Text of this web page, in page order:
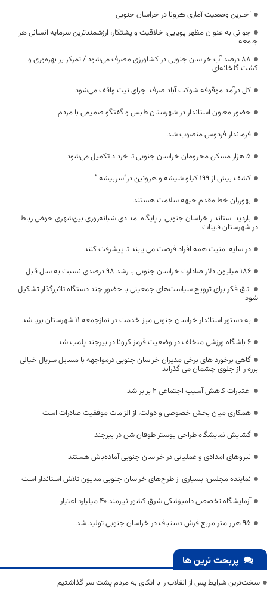
آخـرین وضعیت آماری ڪرونا در خراسان جنوبی
جوانی به عنوان مظهر پویایی، خلاقیت و پشتکار، ارزشمندترین سرمایه انسانی هر
جامعه
۸۸ درصد آب خراسان جنوبی در کشاورزی مصرف می‌شود / تمرکز بر بهره‌وری و
کشت گلخانه‌ای
کل درآمد موقوفه شوکت آباد صرف اجرای نیت واقف می‌شود
حضور معاون استاندار در شهرستان طبس و گفتگو صمیمی با مردم
فرماندار فردوس منصوب شد
۵ هزار مسکن محرومان خراسان جنوبی تا خرداد تکمیل می‌شود
کشف بیش از 199 کيلو شیشه و هروئین در”سربیشه “
بهورزان خط مقدم جبهه سلامت هستند
بازدید استاندار خراسان جنوبی از پایگاه امدادی شبانه‌روزی بین‌شهری حوض رباط
در شهرستان قاینات
در سایه امنیت همه افراد فرصت می یابند تا پیشرفت کنند
۱۸۶ میلیون دلار صادارت خراسان جنوبی با رشد 98 درصدی نسبت به سال قبل
اتاق فکر برای ترویج سیاست‌های جمعیتی با حضور چند دستگاه تاثیرگذار تشکیل
شود
به دستور استاندار خراسان جنوبی میز خدمت در نمازجمعه ۱۱ شهرستان برپا شد
6 باشگاه ورزشی متخلف در وضعیت قرمز کرونا در بیرجند پلمب شد
گاهی برخورد های برخی مدیران خراسان جنوبی درمواجهه با مسایل سریال خیالی
برره را از جلوی چشمان می گذراند
اعتبارات کاهش آسیب اجتماعی 2 برابر شد
همکاری میان بخش خصوصی و دولت، از الزامات موفقیت صادرات است
گشایش نمایشگاه طراحی پوستر طوفان شن در بیرجند
نیروهای امدادی و عملیاتی در خراسان جنوبی آماده‌باش هستند
نماینده مجلس: بسیاری از طرح‌های خراسان جنوبی مدیون تلاش استاندار است
آزمایشگاه تخصصی دامپزشکی شرق کشور نیازمند ۴۰ میلیارد اعتبار
۹۵ هزار متر مربع فرش دستباف در خراسان جنوبی تولید شد
پربحث ترین ها
سخت‌ترین شرایط پس از انقلاب را با اتکای به مردم پشت سر گذاشتیم